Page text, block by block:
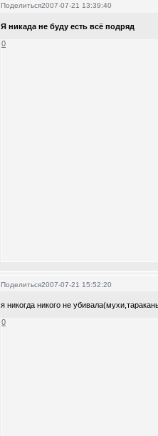
Поделиться2007-07-21 13:39:40
Я никада не буду есть всё подряд
0
Поделиться2007-07-21 15:52:20
я никогда никого не
0